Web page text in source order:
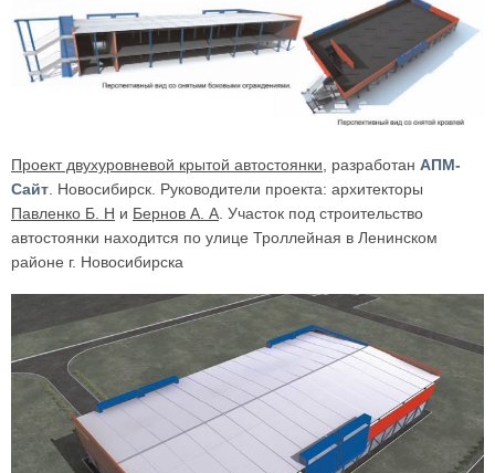
Проект двухуровневой крытой автостоянки , разработан АПМ-
Сайт . Новосибирск. Руководители проекта: архитекторы
Павленко Б. Н и Бернов А. А . Участок под строительство
автостоянки находится по улице Троллейная в Ленинском
районе г. Новосибирска